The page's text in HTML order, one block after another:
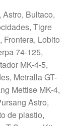
Astro, Bultaco,
Tigre
, Frontera, Lobito
74-125,
MK-4-5,
, Metralla GT-
Mettise MK-4,
Astro,
de plastio,